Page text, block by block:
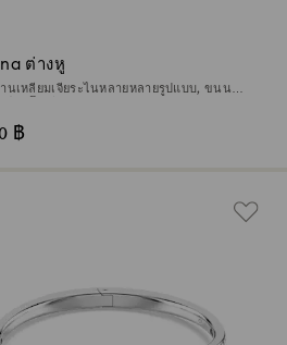
ต่างหู
นเหลี่ยมเจียระไนหลายหลายรูปแบบ, ขนนก,
฿